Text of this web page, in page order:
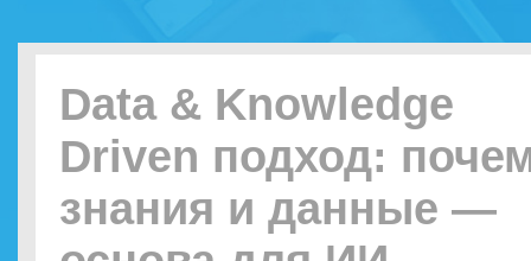
Data & Knowledge
Driven подход:
знания и данные —